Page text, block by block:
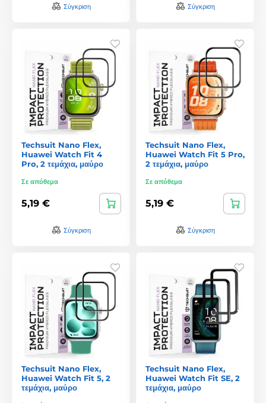
Σύγκριση Σύγκριση
Techsuit Nano Flex,
Huawei Watch Fit 4
Pro, 2 τεμάχια, μαύρο
Σε απόθεμα
5,19 €
Σύγκριση
Techsuit Nano Flex,
Huawei Watch Fit 5 Pro,
2 τεμάχια, μαύρο
Σε απόθεμα
5,19 €
Σύγκριση
Techsuit Nano Flex,
Huawei Watch Fit 5, 2
τεμάχια, μαύρο
Techsuit Nano Flex,
Huawei Watch Fit SE, 2
τεμάχια, μαύρο